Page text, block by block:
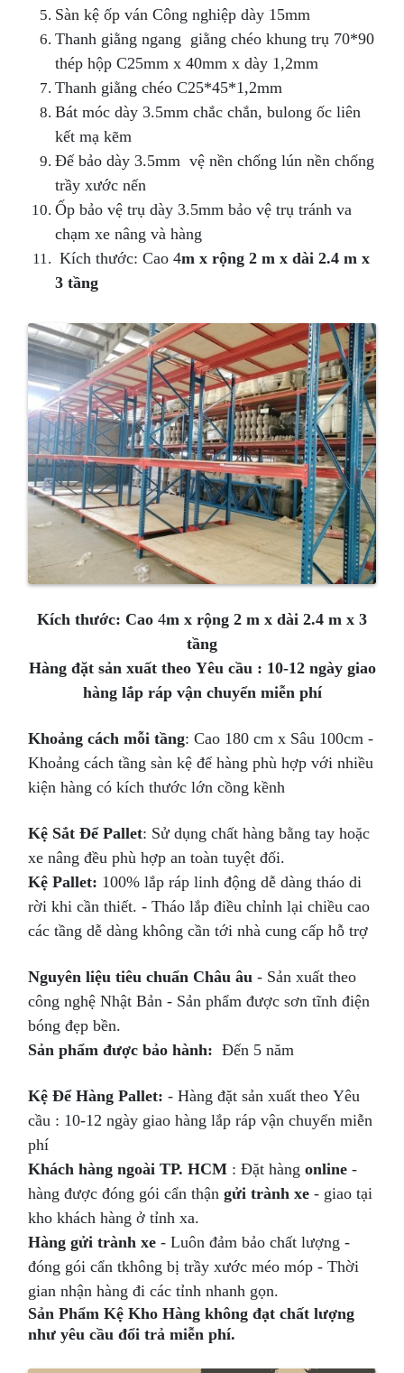
Sàn kệ ốp ván Công nghiệp dày 15mm
Thanh giằng ngang giằng chéo khung trụ 70*90
thép hộp C25mm x 40mm x dày 1,2mm
Thanh giằng chéo C25*45*1,2mm
Bát móc dày 3.5mm chắc chắn, bulong ốc liên
kết mạ kẽm
Đế bảo dày 3.5mm vệ nền chống lún nền chống
trầy xước nến
Ốp bảo vệ trụ dày 3.5mm bảo vệ trụ tránh va
chạm xe nâng và hàng
Kích thước: Cao 4m x rộng 2 m x dài 2.4 m x
3 tầng
Kích thước: Cao 4m x rộng 2 m x dài 2.4 m x 3
tầng
Hàng đặt sản xuất theo Yêu cầu : 10-12 ngày giao
hàng lắp ráp vận chuyển miễn phí
Khoảng cách mỗi tầng: Cao 180 cm x Sâu 100cm -
Khoảng cách tầng sàn kệ để hàng phù hợp với nhiều
kiện hàng có kích thước lớn cồng kềnh
Kệ Sắt Để Pallet: Sử dụng chất hàng bằng tay hoặc
xe nâng đều phù hợp an toàn tuyệt đối.
Kệ Pallet: 100% lắp ráp linh động dễ dàng tháo di
rời khi cần thiết. - Tháo lắp điều chỉnh lại chiều cao
các tầng dễ dàng không cần tới nhà cung cấp hỗ trợ
Nguyên liệu tiêu chuẩn Châu âu- Sản xuất theo
công nghệ Nhật Bản - Sản phẩm được sơn tĩnh điện
bóng đẹp bền.
Sản phẩm được bảo hành: Đến 5 năm
Kệ Để Hàng Pallet: - Hàng đặt sản xuất theo Yêu
cầu : 10-12 ngày giao hàng lắp ráp vận chuyển miễn
phí
Khách hàng ngoài TP. HCM : Đặt hàngonline -
hàng được đóng gói cẩn thận gửi trành xe- giao tại
kho khách hàng ở tỉnh xa.
Hàng gửi trành xe- Luôn đảm bảo chất lượng -
đóng gói cẩn tkhông bị trầy xước méo móp - Thời
gian nhận hàng đi các tỉnh nhanh gọn.
Sản Phẩm Kệ Kho Hàng không đạt chất lượng
như yêu cầu đổi trả miễn phí.